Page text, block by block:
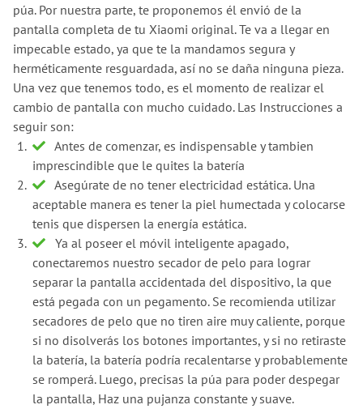
púa. Por nuestra parte, te proponemos él envió de la
pantalla completa de tu Xiaomi original. Te va a llegar en
impecable estado, ya que te la mandamos segura y
herméticamente resguardada, así no se daña ninguna pieza.
Una vez que tenemos todo, es el momento de realizar el
cambio de pantalla con mucho cuidado. Las Instrucciones a
seguir son:
Antes de comenzar, es indispensable y tambien
imprescindible que le quites la batería
Asegúrate de no tener electricidad estática. Una
aceptable manera es tener la piel humectada y colocarse
tenis que dispersen la energía estática.
Ya al poseer el móvil inteligente apagado,
conectaremos nuestro secador de pelo para lograr
separar la pantalla accidentada del dispositivo, la que
está pegada con un pegamento. Se recomienda utilizar
secadores de pelo que no tiren aire muy caliente, porque
si no disolverás los botones importantes, y si no retiraste
la batería, la batería podría recalentarse y probablemente
se romperá. Luego, precisas la púa para poder despegar
la pantalla, Haz una pujanza constante y suave.